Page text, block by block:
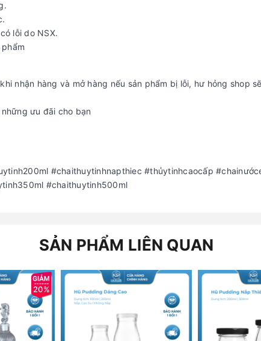
lỗi do NSX.
nhận hàng và mở hàng nếu sản phẩm bị lỗi, hư hỏng shop
ưu đãi cho bạn
#chaithuytinhnapthiec #thủytinhcaocấp
#chaithuytinh500ml
SẢN PHẨM LIÊN QUAN
20%